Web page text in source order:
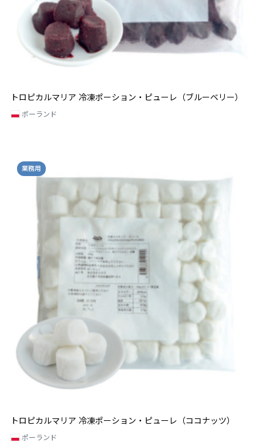
トロピカルマリア 冷凍ポーション・ピューレ（ブルーベリー）
ポーランド
業務用
トロピカルマリア 冷凍ポーション・ピューレ（ココナッツ）
ポーランド